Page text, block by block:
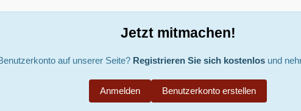
Jetzt mitmachen!
auf unserer Seite? Registrieren Sie sich kostenlosund
Benutzerkonto erstellen
Anmelden